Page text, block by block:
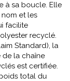
à sa boucle. Elle
et les
facilite
recyclé.
Standard), la
de la chaîne
est certifiée.
total du